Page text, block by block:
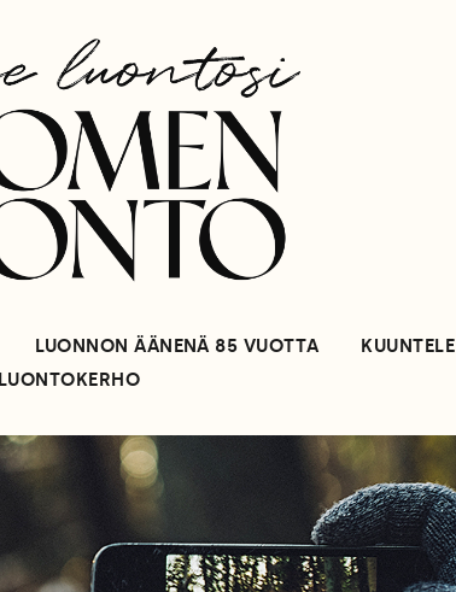
LUONNON ÄÄNENÄ 85 VUOTTA KUUNTELE
LUONTOKERHO